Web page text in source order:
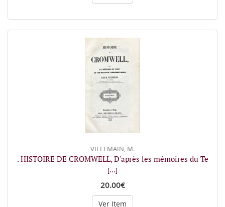
VILLEMAIN, M.
. HISTOIRE DE CROMWELL, D'après les mémoires du Te
[...]
20.00€
Ver Item